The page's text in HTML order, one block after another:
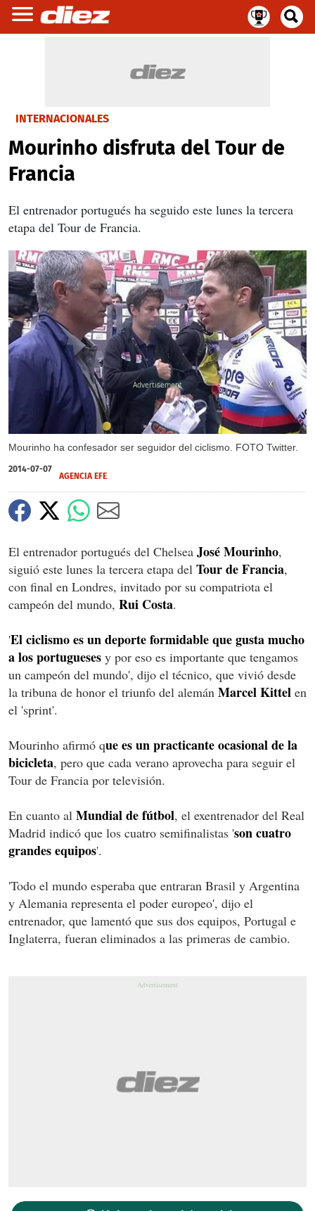
INTERNACIONALES
Mourinho disfruta del Tour de
Francia
El entrenador portugués ha seguido este lunes la tercera
etapa del Tour de Francia.
Mourinho ha confesador ser seguidor del ciclismo. FOTO Twitter.
X
2014-07-07
AGENCIA EFE
El entrenador portugués del Chelsea José Mourinho,
siguió este lunes la tercera etapa del Tour de Francia,
con final en Londres, invitado por su compatriota el
campeón del mundo, Rui Costa.
'El ciclismo es un deporte formidable que gusta mucho
a los portugueses y por eso es importante que tengamos
un campeón del mundo', dijo el técnico, que vivió desde
la tribuna de honor el triunfo del alemán Marcel Kittel en
el 'sprint'.
Mourinho afirmó que es un practicante ocasional de la
bicicleta, pero que cada verano aprovecha para seguir el
Tour de Francia por televisión.
En cuanto al Mundial de fútbol, el exentrenador del Real
Madrid indicó que los cuatro semifinalistas 'son cuatro
grandes equipos'.
'Todo el mundo esperaba que entraran Brasil y Argentina
y Alemania representa el poder europeo', dijo el
entrenador, que lamentó que sus dos equipos, Portugal e
Inglaterra, fueran eliminados a las primeras de cambio.